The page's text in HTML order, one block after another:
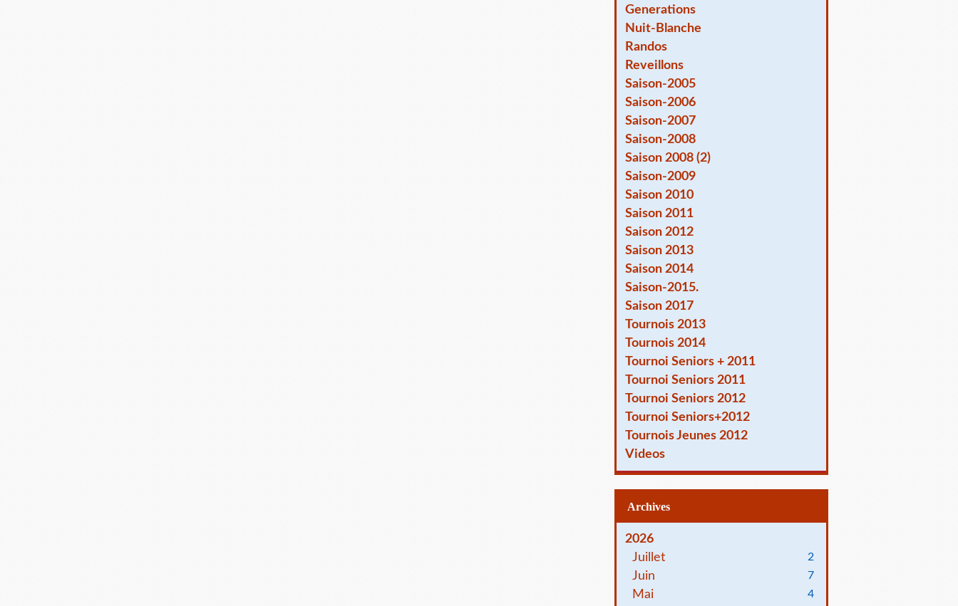
Generations
Nuit-Blanche
Randos
Reveillons
Saison-2005
Saison-2006
Saison-2007
Saison-2008
Saison 2008 (2)
Saison-2009
Saison 2010
Saison 2011
Saison 2012
Saison 2013
Saison 2014
Saison-2015.
Saison 2017
Tournois 2013
Tournois 2014
Tournoi Seniors + 2011
Tournoi Seniors 2011
Tournoi Seniors 2012
Tournoi Seniors+2012
Tournois Jeunes 2012
Videos
Archives
2026
Juillet
2
Juin 7
Mai 4